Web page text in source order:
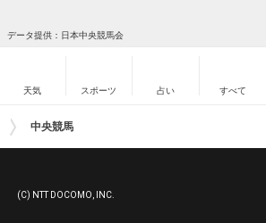
データ提供：日本中央競馬会
天気 スポーツ 占い すべて
中央競馬
(C) NTT DOCOMO, INC.